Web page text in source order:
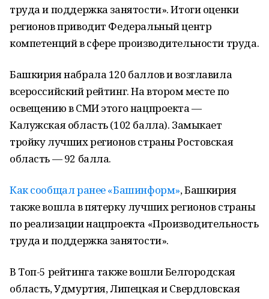
труда и поддержка занятости». Итоги оценки
регионов приводит Федеральный центр
компетенций в сфере производительности труда.
Башкирия набрала 120 баллов и возглавила
всероссийский рейтинг. На втором месте по
освещению в СМИ этого нацпроекта —
Калужская область (102 балла). Замыкает
тройку лучших регионов страны Ростовская
область — 92 балла.
Как сообщал ранее «Башинформ», Башкирия
также вошла в пятерку лучших регионов страны
по реализации нацпроекта «Производительность
труда и поддержка занятости».
В Топ-5 рейтинга также вошли Белгородская
область, Удмуртия, Липецкая и Свердловская